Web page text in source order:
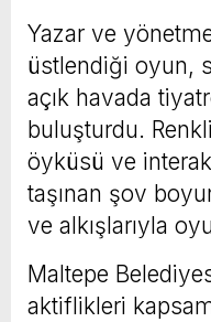
Yazar ve
üstlendiği oyun,
açık havada
buluşturdu.
öyküsü ve
taşınan şov
ve alkışlarıyla
Maltepe
aktiflikleri